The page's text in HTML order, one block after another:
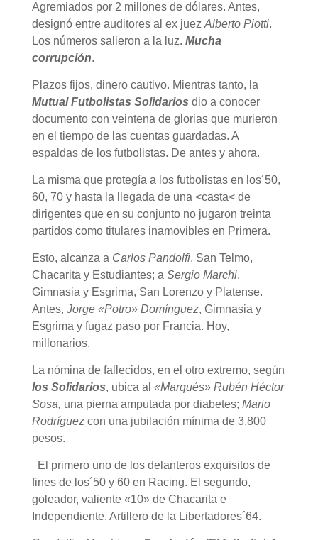
Agremiados por 2 millones de dólares. Antes,
designó entre auditores al ex juezAlberto Piotti.
Los números salieron a la luz. Mucha
corrupción.
Plazos fijos, dinero cautivo. Mientras tanto, la
Mutual Futbolistas Solidarios dio a conocer
documento con veintena de glorias que murieron
en el tiempo de las cuentas guardadas. A
espaldas de los futbolistas. De antes y ahora.
La misma que protegía a los futbolistas en los´50,
60, 70 y hasta la llegada de una <casta< de
dirigentes que en su conjunto no jugaron treinta
partidos como titulares inamovibles en Primera.
Esto, alcanza a Carlos Pandolfi, San Telmo,
Chacarita y Estudiantes; a Sergio Marchi,
Gimnasia y Esgrima, San Lorenzo y Platense.
Antes, Jorge «Potro» Domínguez, Gimnasia y
Esgrima y fugaz paso por Francia. Hoy,
millonarios.
La nómina de fallecidos, en el otro extremo, según
los Solidarios, ubica al «Marqués» Rubén Héctor
Sosa, una pierna amputada por diabetes; Mario
Rodríguezcon una jubilación mínima de 3.800
pesos.
El primero uno de los delanteros exquisitos de
fines de los´50 y 60 en Racing. El segundo,
goleador, valiente «10» de Chacarita e
Independiente. Artillero de la Libertadores´64.